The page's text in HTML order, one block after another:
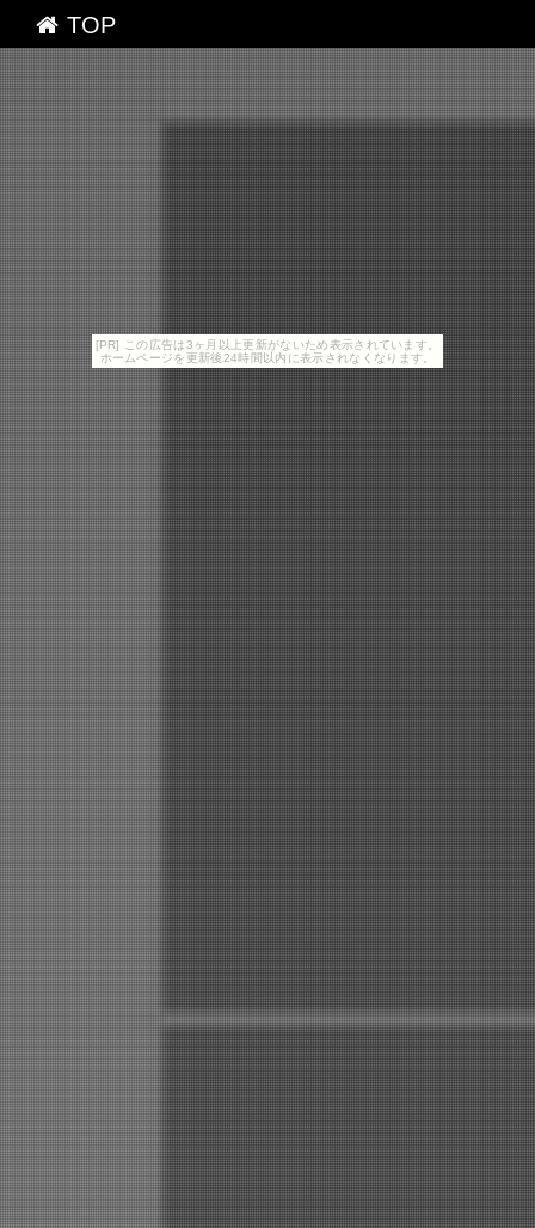
[PR] この広告は3ヶ月以上更新がないため表示されています。
ホームページを更新後24時間以内に表示されなくなります。
TOP